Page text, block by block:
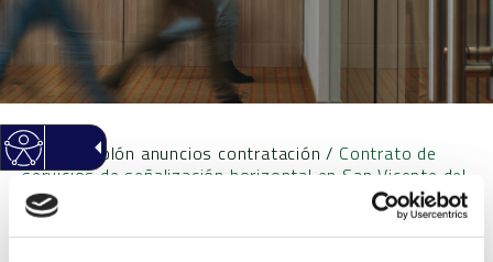
Inicio Tablón anuncios contratación / Contrato de
servicios de señalización horizontal en San Vicente del
Raspeig